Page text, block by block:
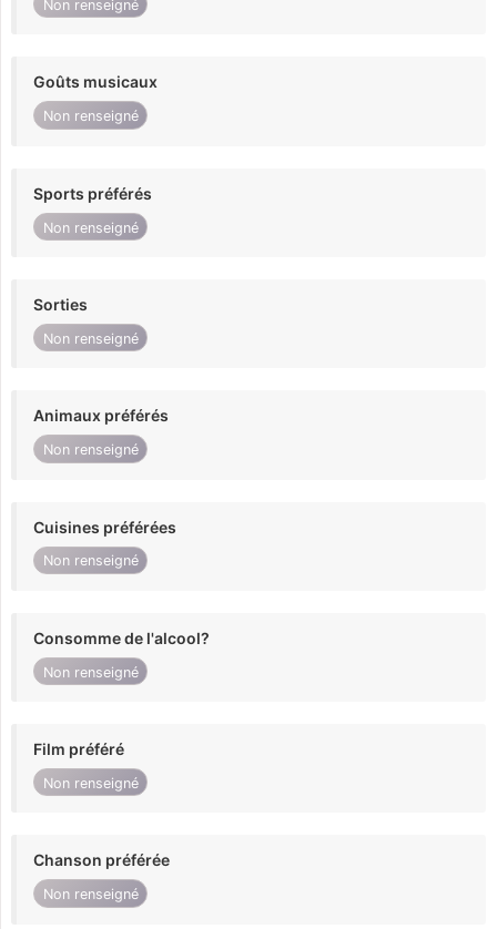
Non renseigné
Goûts musicaux
Non renseigné
Sports préférés
Non renseigné
Sorties
Non renseigné
Animaux préférés
Non renseigné
Cuisines préférées
Non renseigné
Consomme de l'alcool?
Non renseigné
Film préféré
Non renseigné
Chanson préférée
Non renseigné